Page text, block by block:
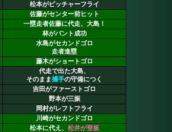
松本がピッチャーフライ
佐藤がセンター前ヒット
一塁走者佐藤に代走、大島！
林がバント成功
水島がセカンドゴロ
走者進塁
藤木がショートゴロ
代走で出た大島、
そのまま捕手の守備につく
吉田がファーストゴロ
野本が三振
岡村がレフトフライ
川崎がセカンドゴロ
松本に代え、 松井が登板